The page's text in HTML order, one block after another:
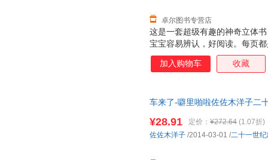
这是一套超级有趣的神奇立体
宝宝容易辨认，好阅读。每页
张诱人，而且采用了一些局部
面，让人看到图画内部的东西
小插页，图案可以根据翻和不
次重复着生活场景，加强宝宝
能力 2. 建立宝宝良好的行为习
卓尔图书专营店
加入购物车 收藏
车来了-噼里啪啦佐佐木洋子二
¥28.91 定价： ¥272.64 (1.07折)
佐佐木洋子 /2014-03-01 /二十一世